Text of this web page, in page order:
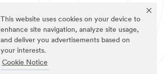
This website uses cookies on your device to
enhance site navigation, analyze site usage,
and deliver you advertisements based on
your interests.
Cookie Notice